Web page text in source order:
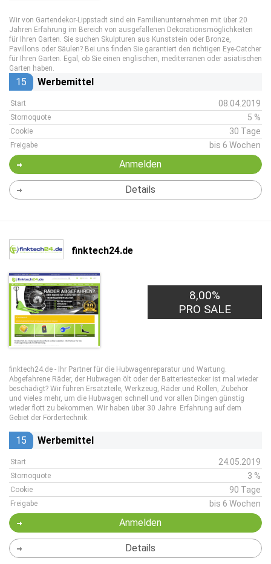
Wir von Gartendekor-Lippstadt sind ein Familienunternehmen mit über 20
Jahren Erfahrung im Bereich von ausgefallenen Dekorationsmöglichkeiten
für Ihren Garten. Sie suchen Skulpturen aus Kunststein oder Bronze,
Pavillons oder Säulen? Bei uns finden Sie garantiert den richtigen Eye-Catcher
für Ihren Garten. Egal, ob Sie einen englischen, mediterranen oder asiatischen
Garten haben.
15 Werbemittel
Start 08.04.2019
Stornoquote 5 %
Cookie 30 Tage
Freigabe bis 6 Wochen
Anmelden
Details
finktech24.de
8,00%
PRO SALE
finktech24.de - Ihr Partner für die Hubwagenreparatur und Wartung.
Abgefahrene Räder, der Hubwagen ölt oder der Batteriestecker ist mal wieder
beschädigt? Wir führen Ersatzteile, Werkzeug, Räder und Rollen, Zubehör
und vieles mehr, um die Hubwagen schnell und vor allen Dingen günstig
wieder flott zu bekommen. Wir haben über 30 Jahre Erfahrung auf dem
Gebiet der Fördertechnik.
15 Werbemittel
Start 24.05.2019
Stornoquote 3 %
Cookie 90 Tage
Freigabe bis 6 Wochen
Anmelden
Details